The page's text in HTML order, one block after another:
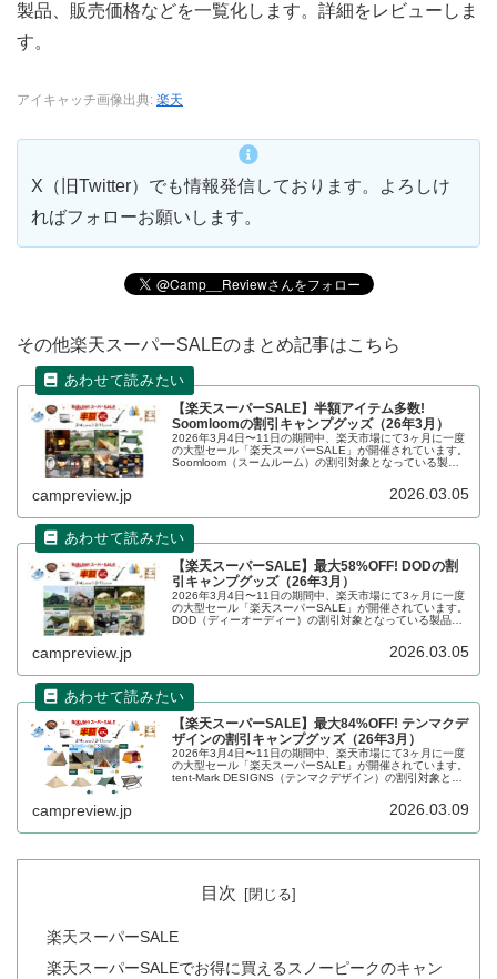
製品、販売価格などを一覧化します。詳細をレビューしま
す。
アイキャッチ画像出典: 楽天
X（旧Twitter）でも情報発信しております。よろしけ
ればフォローお願いします。
その他楽天スーパーSALEのまとめ記事はこちら
【楽天スーパーSALE】半額アイテム多数!
Soomloomの割引キャンプグッズ（26年3月）
2026年3月4日〜11日の期間中、楽天市場にて3ヶ月に一度
の大型セール「楽天スーパーSALE」が開催されています。
Soomloom（スームルーム）の割引対象となっている製
campreview.jp 2026.03.05
【楽天スーパーSALE】最大58%OFF! DODの割
引キャンプグッズ（26年3月）
2026年3月4日〜11日の期間中、楽天市場にて3ヶ月に一度
の大型セール「楽天スーパーSALE」が開催されています。
DOD（ディーオーディー）の割引対象となっている製品、
campreview.jp 2026.03.05
【楽天スーパーSALE】最大84%OFF! テンマクデ
ザインの割引キャンプグッズ（26年3月）
2026年3月4日〜11日の期間中、楽天市場にて3ヶ月に一度
の大型セール「楽天スーパーSALE」が開催されています。
tent-Mark DESIGNS（テンマクデザイン）の割引対象とな
campreview.jp 2026.03.09
目次
楽天スーパーSALE
楽天スーパーSALEでお得に買えるスノーピークのキャン